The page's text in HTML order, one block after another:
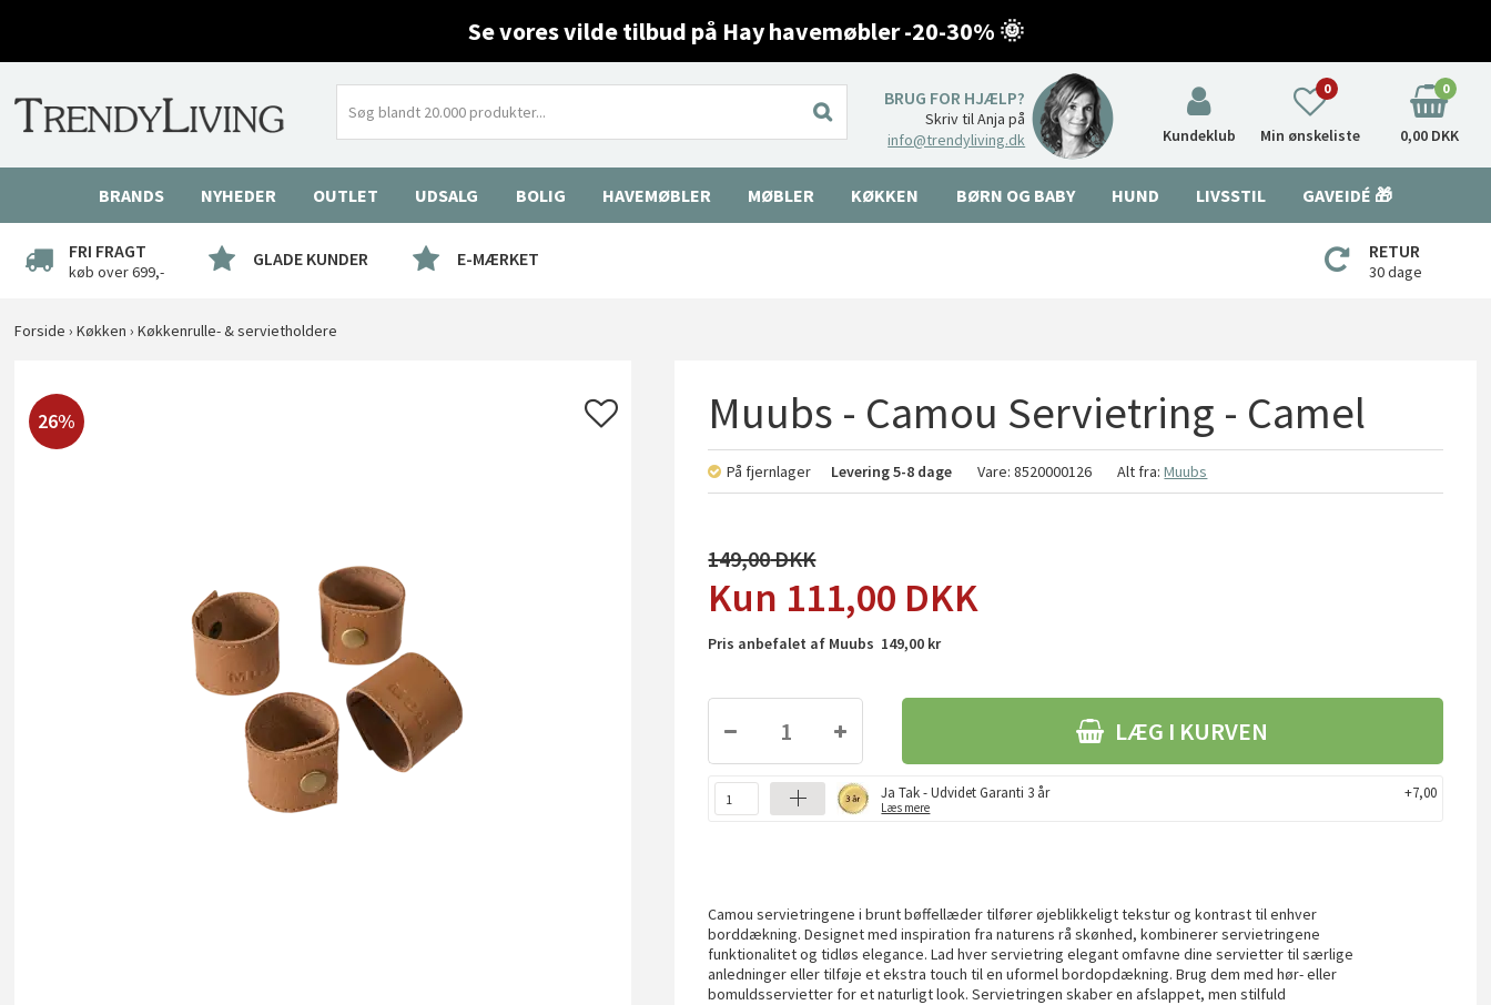
Se vores vilde tilbud på Hay havemøbler -20-30% 🌞
BRUG FOR HJÆLP?
Skriv til Anja på
info@trendyliving.dk
Kundeklub Min ønskeliste
0 0
0,00 DKK
BRANDS NYHEDER OUTLET UDSALG BOLIG HAVEMØBLER MØBLER KØKKEN BØRN OG BABY HUND LIVSSTIL GAVEIDÉ 🎁
FRI FRAGT
køb over 699,-
GLADE KUNDER E-MÆRKET RETUR
30 dage
Forside ›Køkken ›Køkkenrulle- & servietholdere
26% Muubs - Camou Servietring - Camel
På fjernlager Levering5-8 dage Vare:8520000126 Alt fra:Muubs
149,00
111,00 DKK
Pris anbefalet af Muubs 149,00 kr
LÆG I KURVEN
Ja Tak - Udvidet Garanti 3 år
Læs mere
+7,00
Camou servietringene i brunt bøffellæder tilfører øjeblikkeligt tekstur og kontrast til enhver
borddækning. Designet med inspiration fra naturens rå skønhed, kombinerer servietringene
funktionalitet og tidløs elegance. Lad hver servietring elegant omfavne dine servietter til særlige
anledninger eller tilføje et ekstra touch til en uformel bordopdækning. Brug dem med hør- eller
bomuldsservietter for et naturligt look. Servietringen skaber en afslappet, men stilfuld